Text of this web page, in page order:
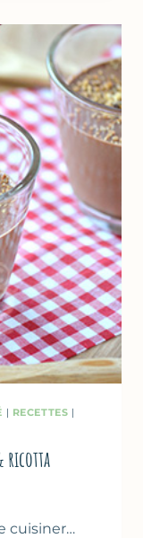
| RECETTES |
ricotta
cuisiner…